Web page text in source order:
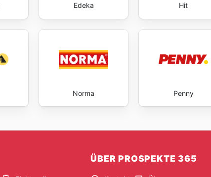
Edeka Hit
Norma Penny
ÜBER PROSPEKTE 365